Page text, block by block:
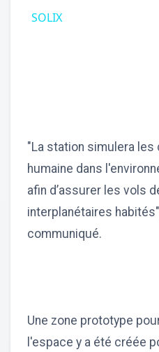
SOLIX
"La station simulera les
humaine dans
afin d’assurer les vols
interplanétaires
communiqué.
Une zone prototype
l'espace y a été créée